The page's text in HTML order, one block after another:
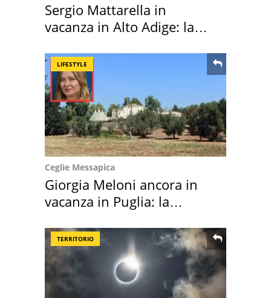
Sergio Mattarella in
vacanza in Alto Adige: la
LIFESTYLE
Ceglie Messapica
Giorgia Meloni ancora in
vacanza in Puglia: la
TERRITORIO